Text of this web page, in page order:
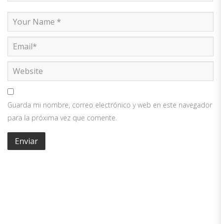
Guarda mi nombre, correo electrónico y web en este navegador
para la próxima vez que comente.